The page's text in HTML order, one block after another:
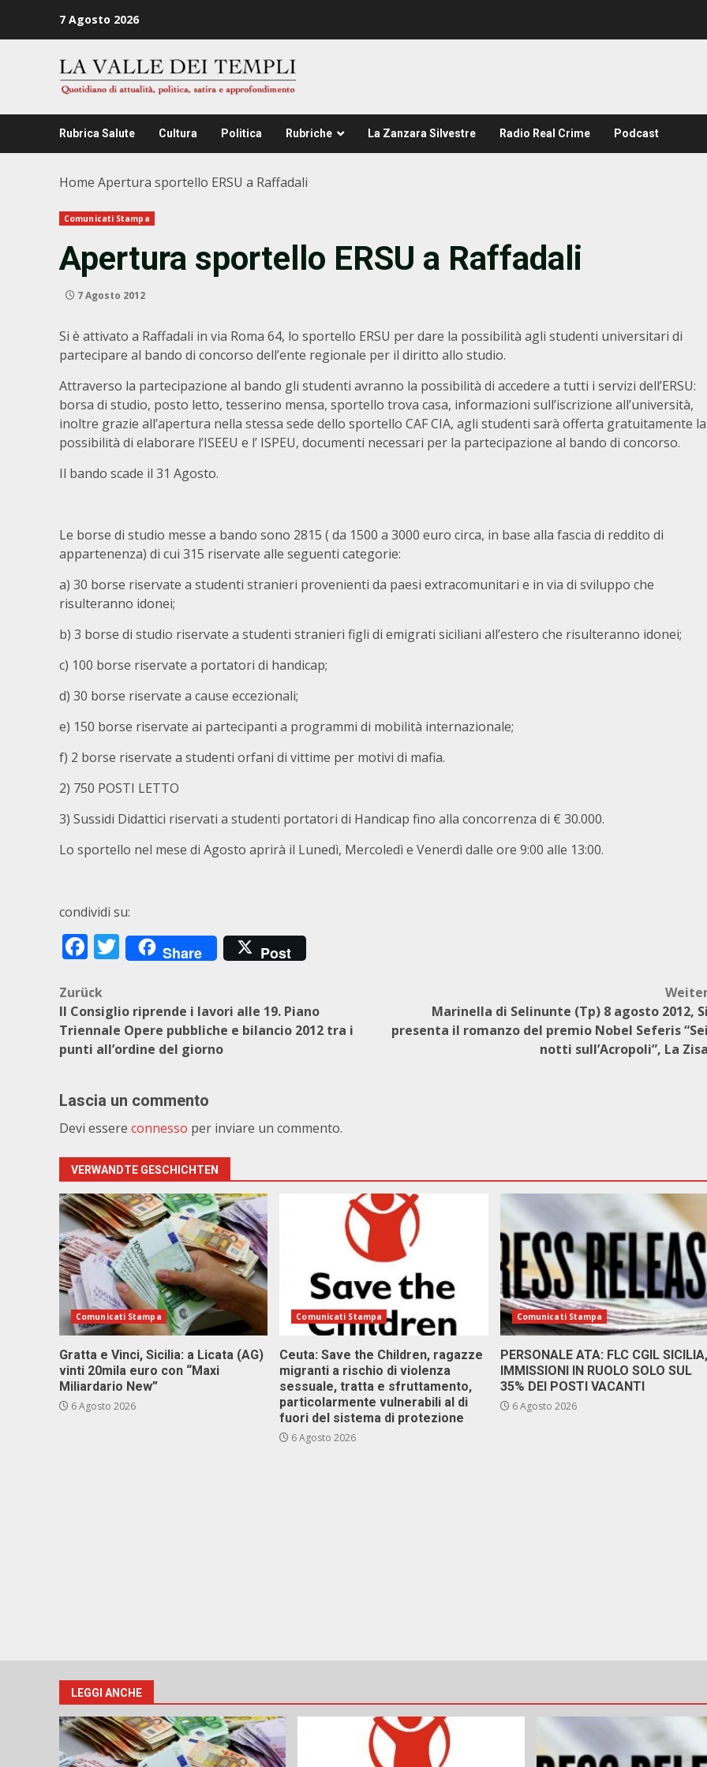
7 Agosto 2026
Rubrica Salute Cultura Politica Rubriche La Zanzara Silvestre Radio Real Crime Podcast
Home Apertura sportello ERSU a Raffadali
Comunicati Stampa
Apertura sportello ERSU a Raffadali
7 Agosto 2012
Si è attivato a Raffadali in via Roma 64, lo sportello ERSU per dare la possibilità agli studenti universitari di
partecipare al bando di concorso dell’ente regionale per il diritto allo studio.
Attraverso la partecipazione al bando gli studenti avranno la possibilità di accedere a tutti i servizi dell’ERSU:
borsa di studio, posto letto, tesserino mensa, sportello trova casa, informazioni sull’iscrizione all’università,
inoltre grazie all’apertura nella stessa sede dello sportello CAF CIA, agli studenti sarà offerta gratuitamente la
possibilità di elaborare l’ISEEU e l’ ISPEU, documenti necessari per la partecipazione al bando di concorso.
Il bando scade il 31 Agosto.
Le borse di studio messe a bando sono 2815 ( da 1500 a 3000 euro circa, in base alla fascia di reddito di
appartenenza) di cui 315 riservate alle seguenti categorie:
a) 30 borse riservate a studenti stranieri provenienti da paesi extracomunitari e in via di sviluppo che
risulteranno idonei;
b) 3 borse di studio riservate a studenti stranieri figli di emigrati siciliani all’estero che risulteranno idonei;
c) 100 borse riservate a portatori di handicap;
d) 30 borse riservate a cause eccezionali;
e) 150 borse riservate ai partecipanti a programmi di mobilità internazionale;
f) 2 borse riservate a studenti orfani di vittime per motivi di mafia.
2) 750 POSTI LETTO
3) Sussidi Didattici riservati a studenti portatori di Handicap fino alla concorrenza di € 30.000.
Lo sportello nel mese di Agosto aprirà il Lunedì, Mercoledì e Venerdì dalle ore 9:00 alle 13:00.
condividi su:
Facebook
Twitter
Share Post
Beitragsnavigation
Zurück
Il Consiglio riprende i lavori alle 19. Piano
Triennale Opere pubbliche e bilancio 2012 tra i
punti all’ordine del giorno
Marinella di Selinunte (Tp) 8 agosto 2012,
presenta il romanzo del premio Nobel Seferis
notti sull’Acropoli”, La
Lascia un commento
Devi essere connesso per inviare un commento.
VERWANDTE GESCHICHTEN
Comunicati Stampa
Gratta e Vinci, Sicilia: a Licata (AG)
vinti 20mila euro con “Maxi
Miliardario New”
6 Agosto 2026
Comunicati Stampa
Ceuta: Save the Children, ragazze
migranti a rischio di violenza
sessuale, tratta e sfruttamento,
particolarmente vulnerabili al di
fuori del sistema di protezione
6 Agosto 2026
Comunicati Stampa
PERSONALE ATA: FLC CGIL SICILIA,
IMMISSIONI IN RUOLO SOLO SUL
35% DEI POSTI VACANTI
6 Agosto 2026
LEGGI ANCHE